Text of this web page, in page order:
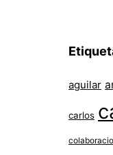
aguilar
carlos